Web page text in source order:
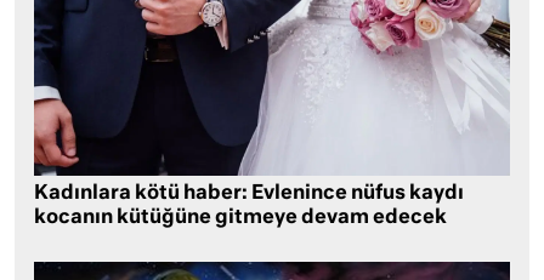
Kadınlara kötü haber: Evlenince nüfus kaydı
kocanın kütüğüne gitmeye devam edecek